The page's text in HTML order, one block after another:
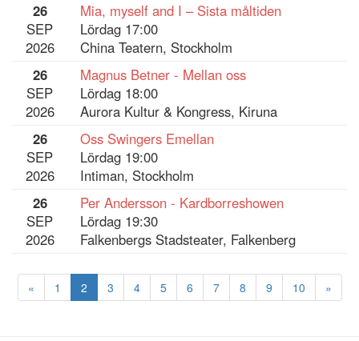
26
SEP
2026
Mia, myself and I – Sista måltiden
Lördag 17:00
China Teatern, Stockholm
26
SEP
2026
Magnus Betner - Mellan oss
Lördag 18:00
Aurora Kultur & Kongress, Kiruna
26
SEP
2026
Oss Swingers Emellan
Lördag 19:00
Intiman, Stockholm
26
SEP
2026
Per Andersson - Kardborreshowen
Lördag 19:30
Falkenbergs Stadsteater, Falkenberg
« 1 2 3 4 5 6 7 8 9 10 »